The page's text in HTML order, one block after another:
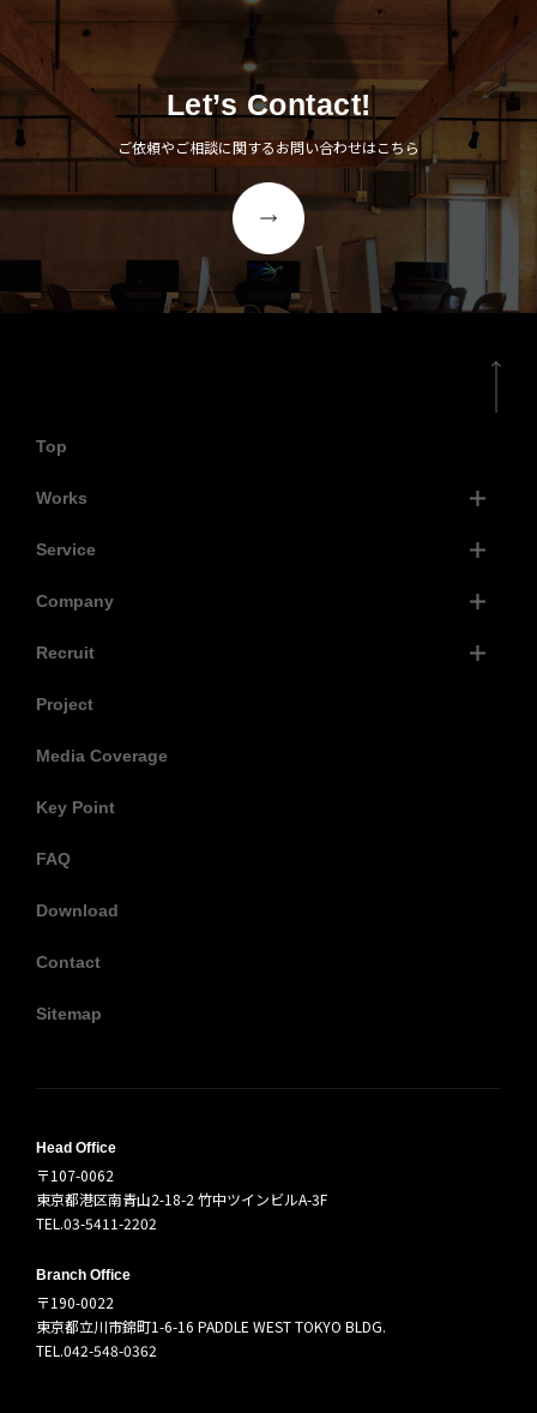
Let’s Contact!
ご依頼やご相談に関するお問い合わせはこちら
Top
Works
Service
Company
Recruit
Project
Media Coverage
Key Point
FAQ
Download
Contact
Sitemap
Head Office
〒107-0062
東京都港区南青山2-18-2 竹中ツインビルA-3F
TEL.03-5411-2202
Branch Office
〒190-0022
東京都立川市錦町1-6-16 PADDLE WEST TOKYO BLDG.
TEL.042-548-0362